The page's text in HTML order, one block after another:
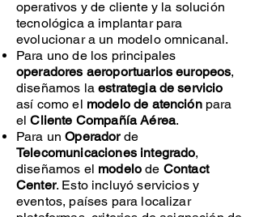
operativos y de cliente y la solución
tecnológica a implantar para
evolucionar a un modelo omnicanal.
Para uno de los principales
operadores aeroportuarios europeos,
diseñamos laestrategia de servicio
así como el modelo de atención para
elCliente Compañía Aérea.
Para unOperador de
Telecomunicaciones integrado,
diseñamos el modelode Contact
Center. Esto incluyó servicios y
eventos, países para localizar